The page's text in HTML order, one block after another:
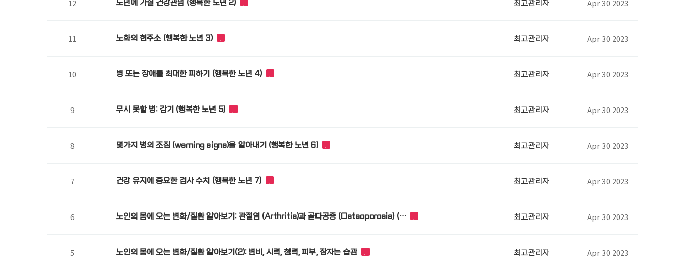
12 노년에 가질 건강관념 (행복한 노년 2) 최고관리자 Apr 30 2023
11 노화의 현주소 (행복한 노년 3) 최고관리자 Apr 30 2023
10 병 또는 장애를 최대한 피하기 (행복한 노년 4) 최고관리자 Apr 30 2023
9 무시 못할 병: 감기 (행복한 노년 5) 최고관리자 Apr 30 2023
8 몇가지 병의 조짐 (warning signs)을 알아내기 (행복한 노년 6) 최고관리자 Apr 30 2023
7 건강 유지에 중요한 검사 수치 (행복한 노년 7) 최고관리자 Apr 30 2023
6 노인의 몸에 오는 변화/질환 알아보기: 관절염 (Arthritis)과 골다공증 (Osteoporosis) (… 최고관리자 Apr 30 2023
5 노인의 몸에 오는 변화/질환 알아보기(2): 변비, 시력, 청력, 피부, 잠자는 습관 최고관리자 Apr 30 2023